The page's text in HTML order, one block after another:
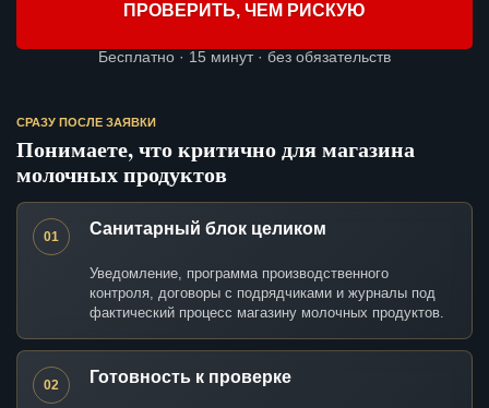
ПРОВЕРИТЬ, ЧЕМ РИСКУЮ
Бесплатно · 15 минут · без обязательств
СРАЗУ ПОСЛЕ ЗАЯВКИ
Понимаете, что критично для магазина
молочных продуктов
01 Санитарный блок целиком
Уведомление, программа производственного
контроля, договоры с подрядчиками и журналы под
фактический процесс магазину молочных продуктов.
02 Готовность к проверке